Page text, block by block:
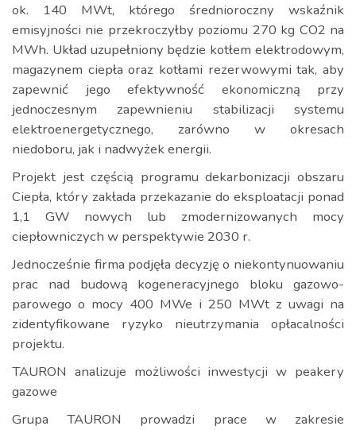
ok. 140 MWt, którego średnioroczny wskaźnik
emisyjności nie przekroczyłby poziomu 270 kg CO2 na
MWh. Układ uzupełniony będzie kotłem elektrodowym,
magazynem ciepła oraz kotłami rezerwowymi tak, aby
zapewnić jego efektywność ekonomiczną przy
jednoczesnym zapewnieniu stabilizacji systemu
elektroenergetycznego, zarówno w okresach
niedoboru, jak i nadwyżek energii.
Projekt jest częścią programu dekarbonizacji obszaru
Ciepła, który zakłada przekazanie do eksploatacji ponad
1,1 GW nowych lub zmodernizowanych mocy
ciepłowniczych w perspektywie 2030 r.
Jednocześnie firma podjęła decyzję o niekontynuowaniu
prac nad budową kogeneracyjnego bloku gazowo-
parowego o mocy 400 MWe i 250 MWt z uwagi na
zidentyfikowane ryzyko nieutrzymania opłacalności
projektu.
TAURON analizuje możliwości inwestycji w peakery
gazowe
Grupa TAURON prowadzi prace w zakresie